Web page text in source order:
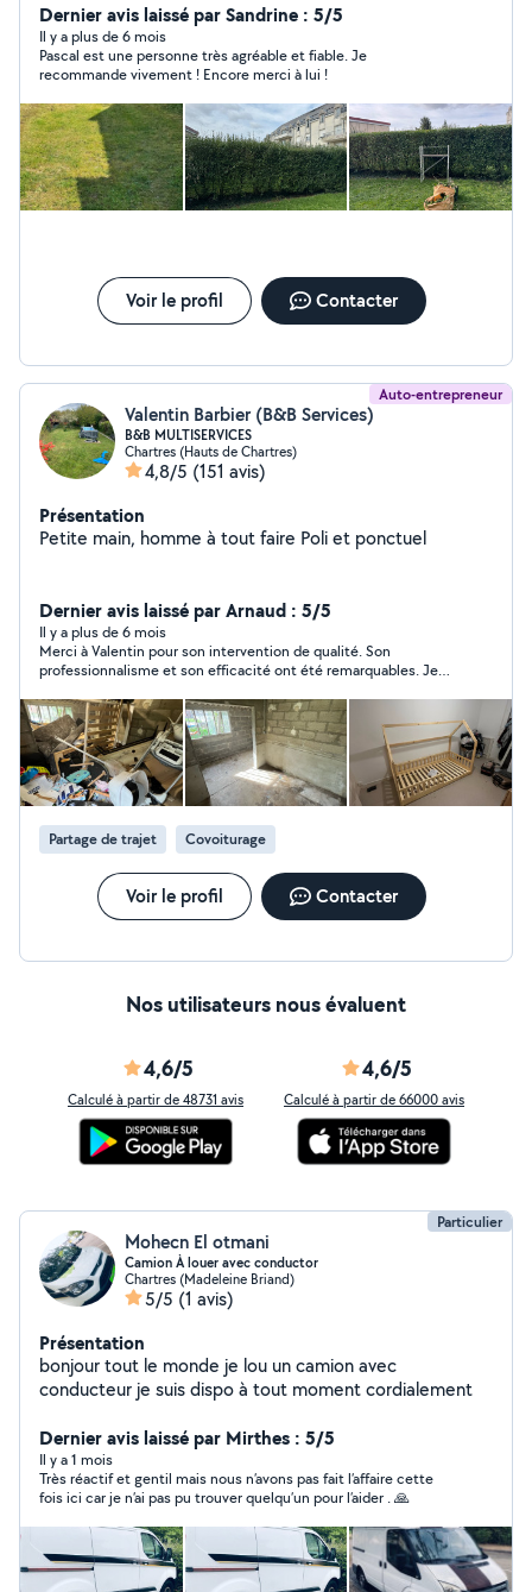
n hésiter pas.. et accepte les cesu .
Dernier avis laissé par Sandrine : 5/5
Il y a plus de 6 mois
Pascal est une personne très agréable et fiable. Je
recommande vivement ! Encore merci à lui !
Voir le profil Contacter
Auto-entrepreneur
Valentin Barbier (B&B Services)
B&B MULTISERVICES
Chartres (Hauts de Chartres)
4,8/5 (151 avis)
Présentation
Petite main, homme à tout faire Poli et ponctuel
Dernier avis laissé par Arnaud : 5/5
Il y a plus de 6 mois
Merci à Valentin pour son intervention de qualité. Son
professionnalisme et son efficacité ont été remarquables. Je
recommander.
Partage de trajet Covoiturage
Voir le profil Contacter
Nos utilisateurs nous évaluent
4,6/5
Calculé à partir de 48731 avis
4,6/5
Calculé à partir de 66000 avis
Particulier
Mohecn El otmani
Camion À louer avec conductor
Chartres (Madeleine Briand)
5/5 (1 avis)
Présentation
bonjour tout le monde je lou un camion avec
conducteur je suis dispo à tout moment cordialement
Dernier avis laissé par Mirthes : 5/5
Il y a 1 mois
Très réactif et gentil mais nous n’avons pas fait l’affaire cette
fois ici car je n’ai pas pu trouver quelqu’un pour l’aider . 🙏